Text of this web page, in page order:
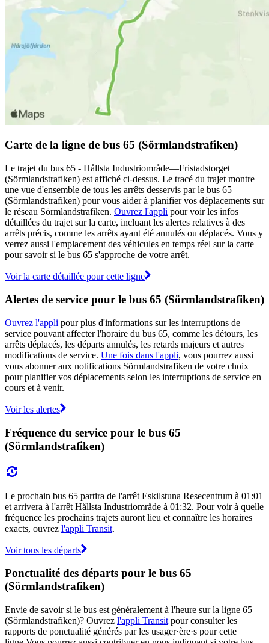
Carte de la ligne de bus 65 (Sörmlandstrafiken)
Le trajet du bus 65 - Hållsta Industriområde—Fristadstorget
(Sörmlandstrafiken) est affiché ci-dessus. Le tracé du trajet montre
une vue d'ensemble de tous les arrêts desservis par le bus 65
(Sörmlandstrafiken) pour vous aider à planifier vos déplacements sur
le réseau Sörmlandstrafiken. Ouvrez l'appli pour voir les infos
détaillées du trajet sur la carte, incluant les alertes relatives à des
arrêts précis, comme les arrêts ayant été annulés ou déplacés. Vous y
verrez aussi l'emplacement des véhicules en temps réel sur la carte
pour savoir si le bus 65 s'approche de votre arrêt.
Voir la carte détaillée pour cette ligne
Alertes de service pour le bus 65 (Sörmlandstrafiken)
Ouvrez l'appli pour plus d'informations sur les interruptions de
service pouvant affecter l'horaire du bus 65, comme les détours, les
arrêts déplacés, les départs annulés, les retards majeurs et autres
modifications de service. Une fois dans l'appli, vous pourrez aussi
vous abonner aux notifications Sörmlandstrafiken de votre choix
pour planifier vos déplacements selon les interruptions de service en
cours et à venir.
Voir les alertes
Fréquence du service pour le bus 65
(Sörmlandstrafiken)
Le prochain bus 65 partira de l'arrêt Eskilstuna Resecentrum à 01:01
et arrivera à l'arrêt Hållsta Industriområde à 01:32. Pour voir à quelle
fréquence les prochains trajets auront lieu et connaître les horaires
exacts, ouvrez l'appli Transit.
Voir tous les départs
Ponctualité des départs pour le bus 65
(Sörmlandstrafiken)
Envie de savoir si le bus est généralement à l'heure sur la ligne 65
(Sörmlandstrafiken)? Ouvrez l'appli Transit pour consulter les
rapports de ponctualité générés par les usager·ère·s pour cette